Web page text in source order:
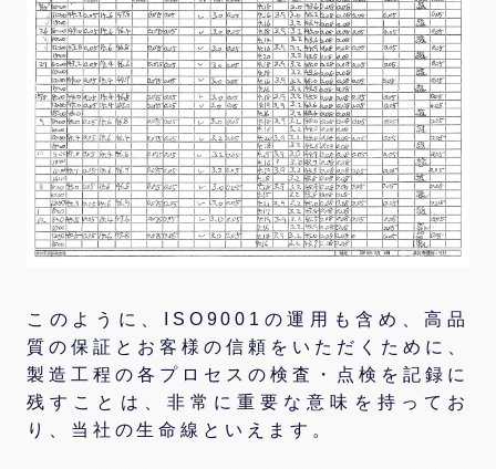
このように、ISO9001の運用も含め、高品
質の保証とお客様の信頼をいただくために、
製造工程の各プロセスの検査・点検を記録に
残すことは、非常に重要な意味を持ってお
り、当社の生命線といえます。